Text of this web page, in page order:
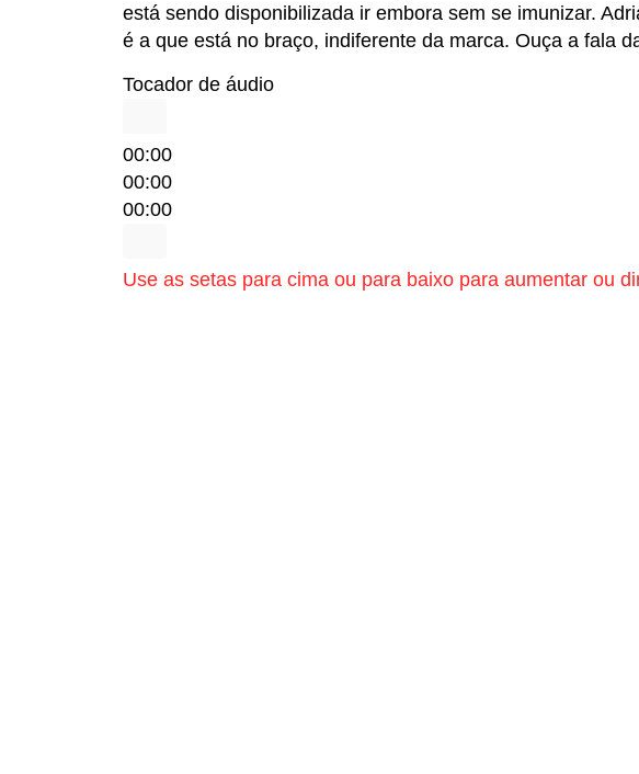
está sendo disponibilizada ir embora sem se imunizar.
é a que está no braço, indiferente da marca. Ouça a fala
Tocador de áudio
00:00
00:00
00:00
Use as setas para cima ou para baixo para aumentar ou